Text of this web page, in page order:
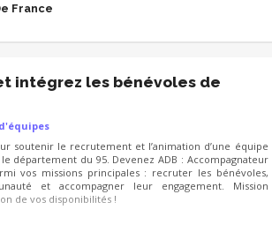
France
intégrez les bénévoles de
soutenir le recrutement et l’animation d’une équipe
département du 95. Devenez ADB : Accompagnateur
vos missions principales : recruter les bénévoles,
et accompagner leur engagement. Mission
de vos disponibilités !